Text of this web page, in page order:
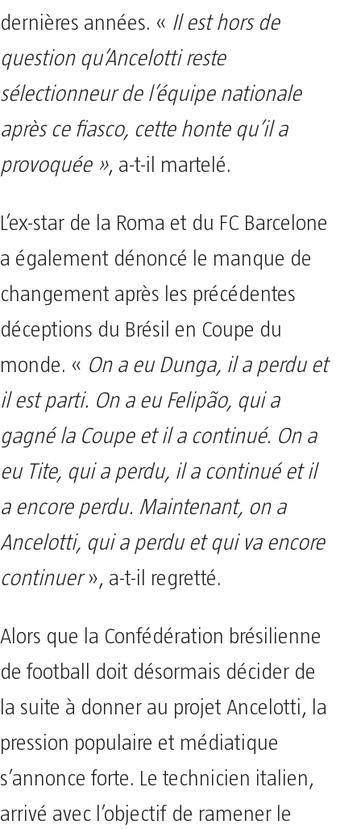
dernières années. « Il est hors de
question qu’Ancelotti reste
sélectionneur de l’équipe nationale
après ce fiasco, cette honte qu’il a
provoquée », a-t-il martelé.
L’ex-star de la Roma et du FC Barcelone
a également dénoncé le manque de
changement après les précédentes
déceptions du Brésil en Coupe du
monde. « On a eu Dunga, il a perdu et
il est parti. On a eu Felipão, qui a
gagné la Coupe et il a continué. On a
eu Tite, qui a perdu, il a continué et il
a encore perdu. Maintenant, on a
Ancelotti, qui a perdu et qui va encore
continuer», a-t-il regretté.
Alors que la Confédération brésilienne
de football doit désormais décider de
la suite à donner au projet Ancelotti, la
pression populaire et médiatique
s’annonce forte. Le technicien italien,
arrivé avec l’objectif de ramener le